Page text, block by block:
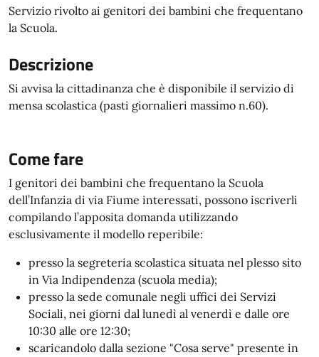
Servizio rivolto ai genitori dei bambini che frequentano
la Scuola.
Descrizione
Si avvisa la cittadinanza che è disponibile il servizio di
mensa scolastica (pasti giornalieri massimo n.60).
Come fare
I genitori dei bambini che frequentano la Scuola
dell’Infanzia di via Fiume interessati, possono iscriverli
compilando l’apposita domanda utilizzando
esclusivamente il modello reperibile:
presso la segreteria scolastica situata nel plesso sito
in Via Indipendenza (scuola media);
presso la sede comunale negli uffici dei Servizi
Sociali, nei giorni dal lunedì al venerdì e dalle ore
10:30 alle ore 12:30;
scaricandolo dalla sezione "Cosa serve" presente in